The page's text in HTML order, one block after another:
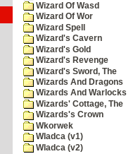
Wizard Of Wasd
Wizard Of Wor
Wizard Spell
Wizard's Cavern
Wizard's Gold
Wizard's Revenge
Wizard's Sword, The
Wizards And Dragons
Wizards And Warlocks
Wizards' Cottage, The
Wizards's Crown
Wkorwek
Wladca (v1)
Wladca (v2)